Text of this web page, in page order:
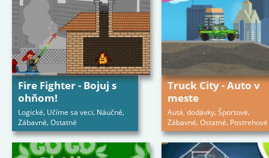
Fire Fighter - Bojuj s
ohňom!
Logické, Učíme sa veci, Náučné,
Zábavné,Ostatné
Truck City - Auto v
meste
Autá, dodávky,Športové,
Zábavné,Ostatné,